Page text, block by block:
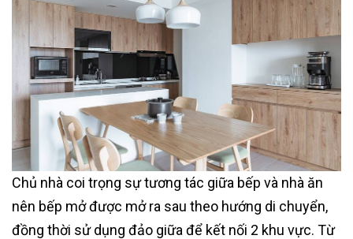
Chủ nhà coi trọng sự tương tác giữa bếp và nhà ăn
nên bếp mở được mở ra sau theo hướng di chuyển,
đồng thời sử dụng đảo giữa để kết nối 2 khu vực. Từ